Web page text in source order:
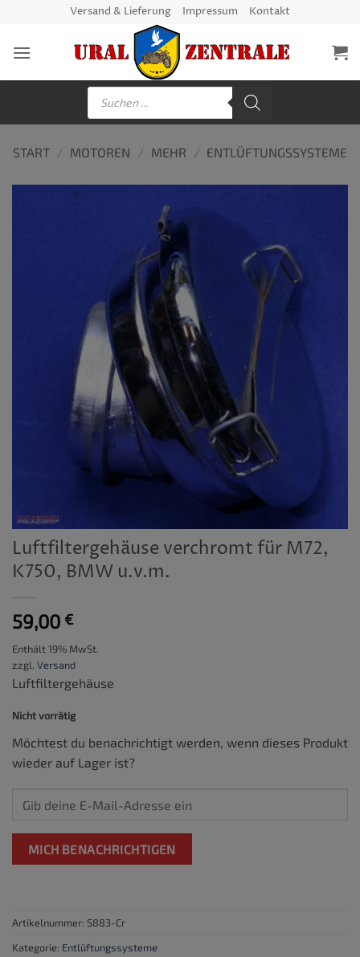
springen
Versand & Lieferung Impressum Kontakt
Products
search
START / MOTOREN / MEHR / ENTLÜFTUNGSSYSTEME
Luftfiltergehäuse verchromt für M72,
K750, BMW u.v.m.
59,00 €
Enthält 19% MwSt.
zzgl. Versand
Luftfiltergehäuse
Nicht vorrätig
Möchtest du benachrichtigt werden, wenn dieses Produkt
wieder auf Lager ist?
MICH BENACHRICHTIGEN
Artikelnummer: S883-Cr
Kategorie: Entlüftungssysteme